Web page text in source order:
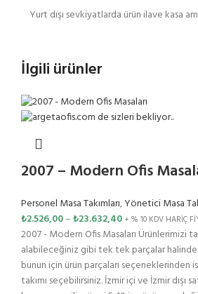
Yurt dışı sevkiyatlarda ürün ilave kasa
İlgili ürünler
2007 – Modern Ofis
Personel Masa Takımları,Yönetici Masa
₺2.526,00–₺23.632,40 + % 10 KDV HARİÇ
2007 - Modern Ofis Masaları Ürünlerimizi
alabileceğiniz gibi tek tek parçalar halinde
bunun için ürün parçaları seçeneklerinden
takımı seçebilirsiniz. İzmir içi ve İzmir dışı